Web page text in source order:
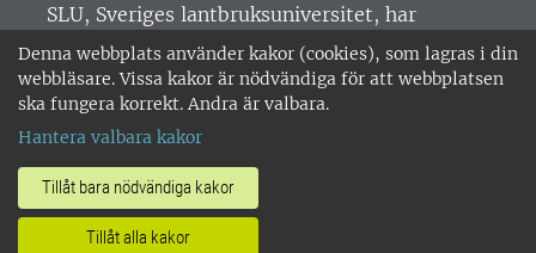
Denna webbplats använder kakor (cookies), som lagras i din
webbläsare. Vissa kakor är nödvändiga för att webbplatsen
ska fungera korrekt. Andra är valbara.
Hantera valbara kakor
Tillåt bara nödvändiga kakor
Tillåt alla kakor
SLU, Sveriges lantbruksuniversitet, har
verksamhet över hela Sverige. Huvudorter är
Alnarp, Uppsala och Umeå.SLU är
miljöcertifierat enligt ISO 14001. •
018-67 10 00 • Org nr: 202100-2817 •
Om SLU:s webbplatser
•Hantera kakor•Behandling av
personuppgifter